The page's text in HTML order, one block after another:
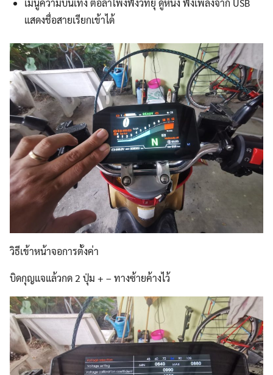
for:
แสดงชื่อสายเรียกเข้าได้
วิธีเข้าหน้าจอการตั้งค่า
บิดกุญแจแล้วกด 2 ปุ่ม + – ทางซ้ายค้างไว้